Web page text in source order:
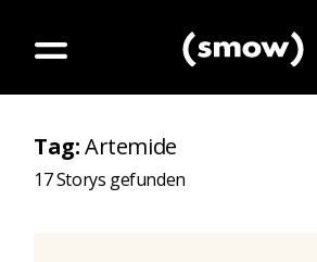
Tag:Artemide
17Storys gefunden